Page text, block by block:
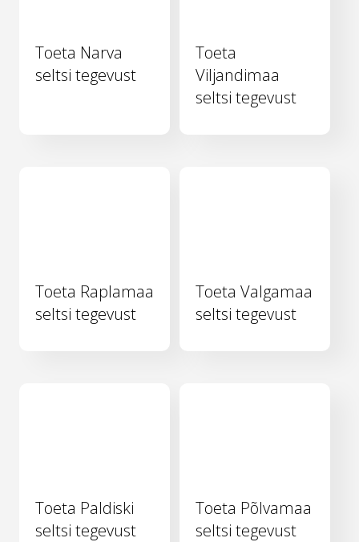
Toeta Narva
seltsi tegevust
Toeta
Viljandimaa
seltsi tegevust
Toeta Raplamaa
seltsi tegevust
Toeta Valgamaa
seltsi tegevust
Toeta Paldiski
seltsi tegevust
Toeta Põlvamaa
seltsi tegevust